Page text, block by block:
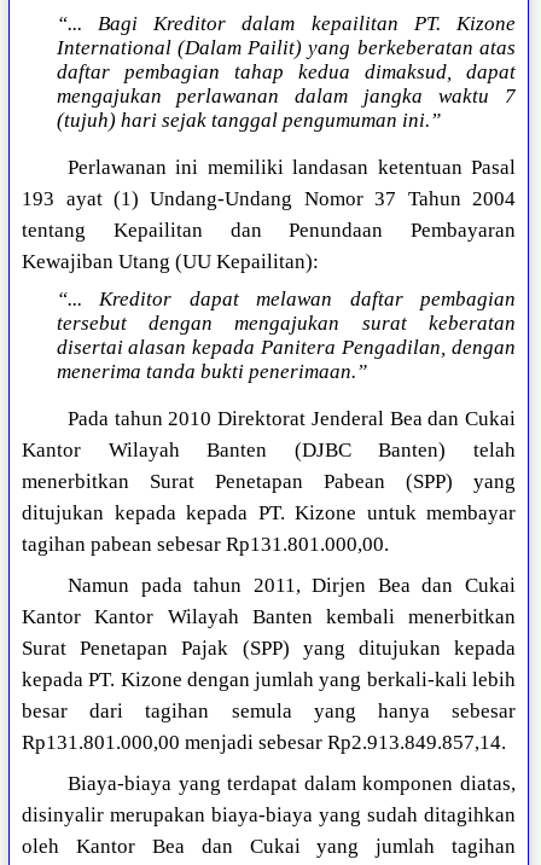
“... Bagi Kreditor dalam kepailitan PT. Kizone
International (Dalam Pailit) yang berkeberatan atas
daftar pembagian tahap kedua dimaksud, dapat
mengajukan perlawanan dalam jangka waktu 7
(tujuh) hari sejak tanggal pengumuman ini.”
Perlawanan ini memiliki landasan ketentuan Pasal
193 ayat (1) Undang-Undang Nomor 37 Tahun 2004
tentang Kepailitan dan Penundaan Pembayaran
Kewajiban Utang (UU Kepailitan):
“... Kreditor dapat melawan daftar pembagian
tersebut dengan mengajukan surat keberatan
disertai alasan kepada Panitera Pengadilan, dengan
menerima tanda bukti penerimaan.”
Pada tahun 2010 Direktorat Jenderal Bea dan Cukai
Kantor Wilayah Banten (DJBC Banten) telah
menerbitkan Surat Penetapan Pabean (SPP) yang
ditujukan kepada kepada PT. Kizone untuk membayar
tagihan pabean sebesar Rp131.801.000,00.
Namun pada tahun 2011, Dirjen Bea dan Cukai
Kantor Kantor Wilayah Banten kembali menerbitkan
Surat Penetapan Pajak (SPP) yang ditujukan kepada
kepada PT. Kizone dengan jumlah yang berkali-kali lebih
besar dari tagihan semula yang hanya sebesar
Rp131.801.000,00 menjadi sebesar Rp2.913.849.857,14.
Biaya-biaya yang terdapat dalam komponen diatas,
disinyalir merupakan biaya-biaya yang sudah ditagihkan
oleh Kantor Bea dan Cukai yang jumlah tagihan